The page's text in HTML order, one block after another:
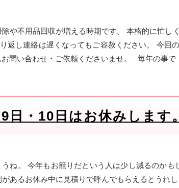
や不用品回収が増える時期です。 本格的に忙し
し連絡は遅くなってもご容赦ください。 今回
問い合わせ・ご依頼くださいませ。 毎年の事で
・10日はお休みします。
ね。 今年もお籠りだという人は少し減るのか
あるお休み中に見積りで呼んでもらえるとうれ